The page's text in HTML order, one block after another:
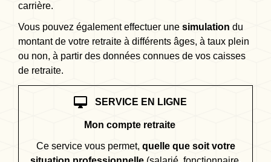
carrière.
Vous pouvez également effectuer une simulation du
montant de votre retraite à différents âges, à taux plein
ou non, à partir des données connues de vos caisses
de retraite.
desktop_mac SERVICE EN LIGNE
Mon compte retraite
Ce service vous permet, quelle que soit votre